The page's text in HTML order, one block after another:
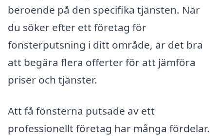
beroende på den specifika tjänsten. När
du söker efter ett företag för
fönsterputsning i ditt område, är det bra
att begära flera offerter för att jämföra
priser och tjänster.
Att få fönsterna putsade av ett
professionellt företag har många fördelar.